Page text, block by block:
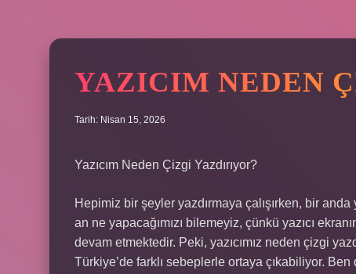
YAZICIM NEDEN
Tarih: Nisan 15, 2026
Yazıcım Neden Çizgi Yazdırıyor?
Hepimiz bir şeyler yazdırmaya çalışırken, bir
an ne yapacağımızı bilemeyiz, çünkü yazıcı
devam etmektedir. Peki, yazıcımız neden çizgi
Türkiye’de farklı sebeplerle ortaya çıkabiliyor.